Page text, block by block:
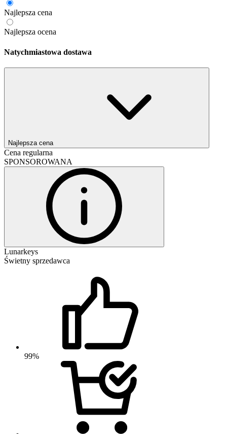
Najlepsza cena
Najlepsza ocena
Natychmiastowa dostawa
Najlepsza cena
Cena regularna
SPONSOROWANA
Lunarkeys
Świetny sprzedawca
99%